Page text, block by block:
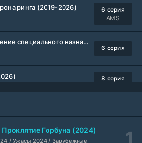
ринга (2019-2026)
6 серия
AMS
Подразделение специального назначения (2026)
6 серия
8 серия
Проклятие Горбуна (2024)
/ Ужасы 2024 / Зарубежные